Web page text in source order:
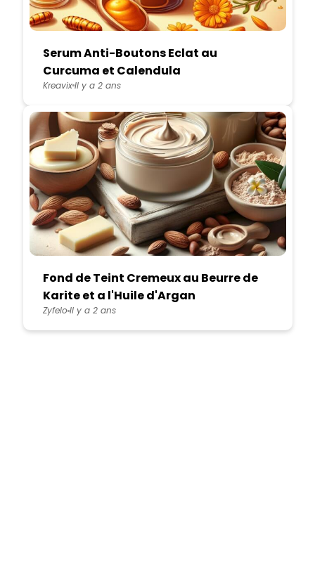
Serum Anti-Boutons Eclat au
Curcuma et Calendula
KreavixIl y a 2 ans
Fond de Teint Cremeux au Beurre de
Karite et a l'Huile d'Argan
ZyfeloIl y a 2 ans